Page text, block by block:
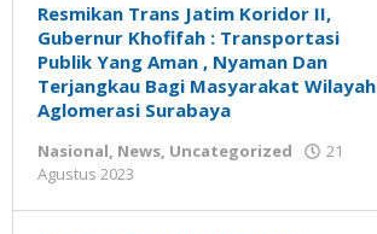
Resmikan Trans Jatim Koridor II,
Gubernur Khofifah : Transportasi
Publik Yang Aman , Nyaman Dan
Terjangkau Bagi Masyarakat Wilayah
Aglomerasi Surabaya
Nasional, News, Uncategorized
21
Agustus 2023
Susanto